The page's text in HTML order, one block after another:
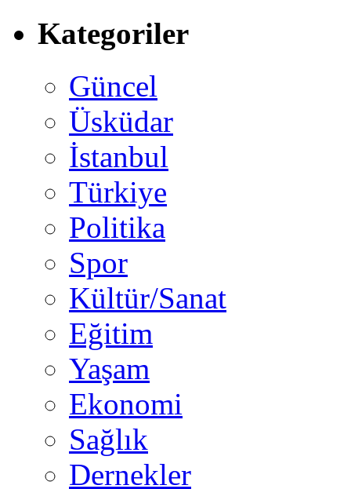
Kategoriler
Güncel
Üsküdar
İstanbul
Türkiye
Politika
Spor
Kültür/Sanat
Eğitim
Yaşam
Ekonomi
Sağlık
Dernekler